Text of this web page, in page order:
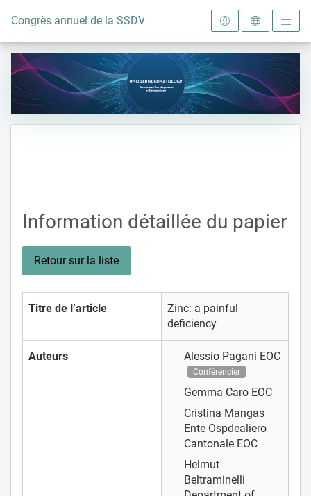
Vers la page d'accueil
Congrès annuel de la SSDV 2024
Information détaillée du papier
Retour sur la liste
Titre de l’article
Zinc: a painful
deficiency
Auteurs Alessio Pagani EOC
Conférencier
Gemma Caro EOC
Cristina Mangas
Ente Ospdealiero
Cantonale EOC
Helmut
Beltraminelli